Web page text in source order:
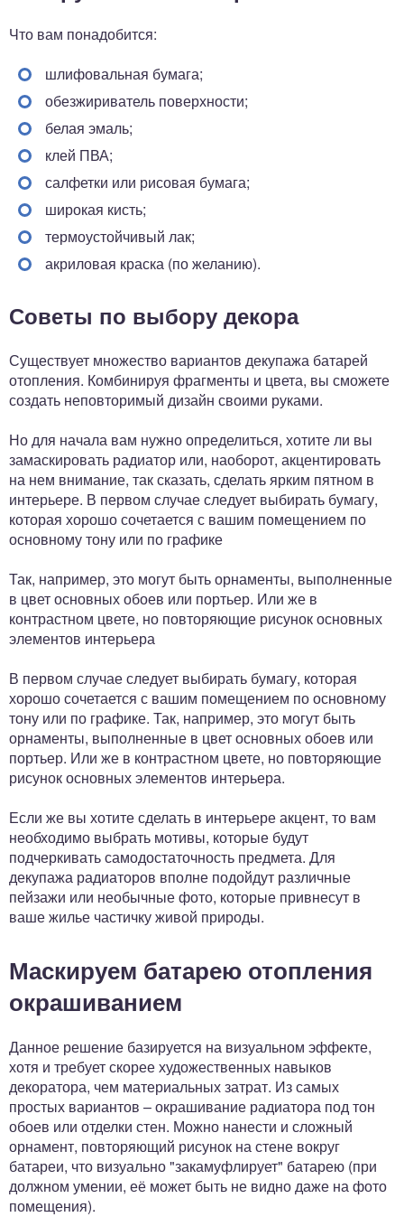
Что вам понадобится:
шлифовальная бумага;
обезжириватель поверхности;
белая эмаль;
клей ПВА;
салфетки или рисовая бумага;
широкая кисть;
термоустойчивый лак;
акриловая краска (по желанию).
Советы по выбору декора
Существует множество вариантов декупажа батарей
отопления. Комбинируя фрагменты и цвета, вы сможете
создать неповторимый дизайн своими руками.
Но для начала вам нужно определиться, хотите ли вы
замаскировать радиатор или, наоборот, акцентировать
на нем внимание, так сказать, сделать ярким пятном в
интерьере. В первом случае следует выбирать бумагу,
которая хорошо сочетается с вашим помещением по
основному тону или по графике
Так, например, это могут быть орнаменты, выполненные
в цвет основных обоев или портьер. Или же в
контрастном цвете, но повторяющие рисунок основных
элементов интерьера
В первом случае следует выбирать бумагу, которая
хорошо сочетается с вашим помещением по основному
тону или по графике. Так, например, это могут быть
орнаменты, выполненные в цвет основных обоев или
портьер. Или же в контрастном цвете, но повторяющие
рисунок основных элементов интерьера.
Если же вы хотите сделать в интерьере акцент, то вам
необходимо выбрать мотивы, которые будут
подчеркивать самодостаточность предмета. Для
декупажа радиаторов вполне подойдут различные
пейзажи или необычные фото, которые привнесут в
ваше жилье частичку живой природы.
Маскируем батарею отопления
окрашиванием
Данное решение базируется на визуальном эффекте,
хотя и требует скорее художественных навыков
декоратора, чем материальных затрат. Из самых
простых вариантов – окрашивание радиатора под тон
обоев или отделки стен. Можно нанести и сложный
орнамент, повторяющий рисунок на стене вокруг
батареи, что визуально "закамуфлирует" батарею (при
должном умении, её может быть не видно даже на фото
помещения).